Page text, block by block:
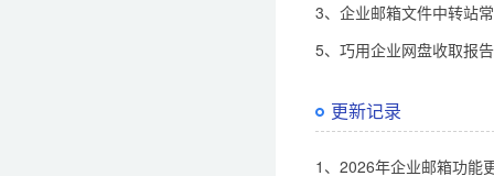
3、企业邮箱文件中转站
5、巧用企业网盘收取报
更新记录
1、2026年企业邮箱功能